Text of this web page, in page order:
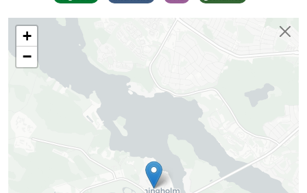
+
−